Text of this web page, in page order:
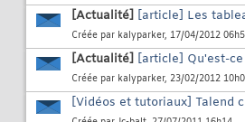
[Actualité] [article] Les
Créée par kalyparker, 17/04/2012
[Actualité] [article] Qu'est-
Créée par kalyparker, 23/02/2012
[Vidéos et tutoriaux] Talend